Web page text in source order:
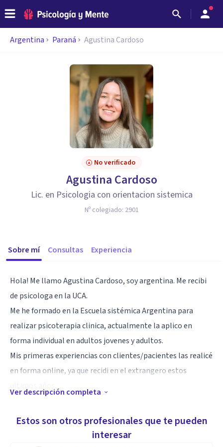
Argentina Paraná Agustina Cardoso
No verificado
Agustina Cardoso
Lic. en Psicologia con orientacion sistemica
Nº colegiado: 2901
Sobre mí Consultas Experiencia
Hola! Me llamo Agustina Cardoso, soy argentina. Me recibi
de psicologa en la UCA.
Me he formado en la Escuela sistémica Argentina para
realizar psicoterapia clinica, actualmente la aplico en
forma individual en adultos jovenes y adultos.
Mis primeras experiencias con clientes/pacientes las realicé
en forma online, ya que recidi en el extrangero estos
pueda llevarse algo util en cada sesion, que contribuya a
aliviar su malestar y comprender ciertas cosas que le
Ver descripción completa
Estos son otros profesionales que te pueden
interesar